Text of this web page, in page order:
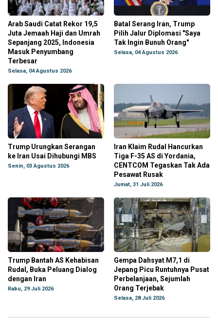
Arab Saudi Catat Rekor 19,5
Juta Jemaah Haji dan Umrah
Sepanjang 2025, Indonesia
Masuk Penyumbang
Terbesar
Selasa, 04 Agustus 2026
Batal Serang Iran, Trump
Pilih Jalur Diplomasi "Saya
Tak Ingin Bunuh Orang"
Selasa, 04 Agustus 2026
Trump Urungkan Serangan
ke Iran Usai Dihubungi MBS
Senin, 03 Agustus 2026
Iran Klaim Rudal Hancurkan
Tiga F-35 AS di Yordania,
CENTCOM Tegaskan Tak Ada
Pesawat Rusak
Jumat, 31 Juli 2026
Trump Bantah AS Kehabisan
Rudal, Buka Peluang Dialog
dengan Iran
Rabu, 29 Juli 2026
Gempa Dahsyat M7,1 di
Jepang Picu Runtuhnya Pusat
Perbelanjaan, Sejumlah
Orang Terjebak
Selasa, 28 Juli 2026